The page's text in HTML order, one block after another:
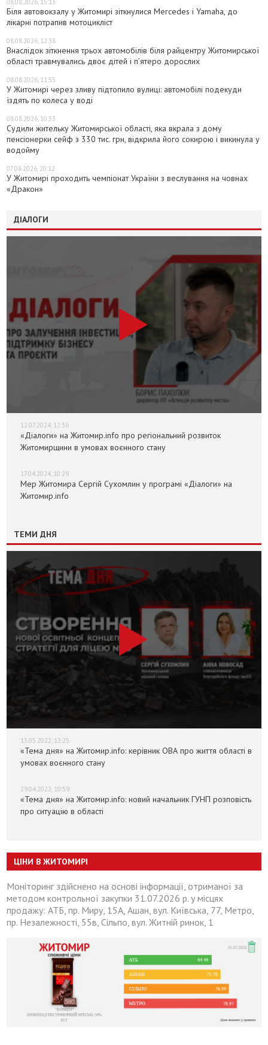
Біля автовокзалу у Житомирі зіткнулися Mercedes і Yamaha, до
лікарні потрапив мотоцикліст
08.08.2026, 12:38
Внаслідок зіткнення трьох автомобілів біля райцентру Житомирської
області травмувались двоє дітей і пʼятеро дорослих
08.08.2026, 11:55
У Житомирі через зливу підтопило вулиці: автомобілі подекуди
їздять по колеса у воді
08.08.2026, 10:33
Судили жительку Житомирської області, яка вкрала з дому
пенсіонерки сейф з 330 тис. грн, відкрила його сокирою і викинула у
водойму
07.08.2026, 20:12
У Житомирі проходить чемпіонат України з веслування на човнах
«Дракон»
ДІАЛОГИ
12.07.2024, 12:36
«Діалоги» на Житомир.info про регіональний розвиток
Житомирщини в умовах воєнного стану
17.04.2024, 10:29
Мер Житомира Сергій Сухомлин у програмі «Діалоги» на
Житомир.info
ТЕМИ ДНЯ
13.05.2022, 13:25
«Тема дня» на Житомир.info: керівник ОВА про життя області в
умовах воєнного стану
29.04.2022, 10:59
«Тема дня» на Житомир.info: новий начальник ГУНП розповість
про ситуацію в області
ЦІНИ В ЖИТОМИРІ
Моніторинг здійснено на основі інформації, отриманої за
методом контрольної закупки 31.07.2026 р. у місцях
продажу: АТБ, пр. Миру, 15А, Ашан, вул. Київська, 77, Метро,
пр. Незалежності, 55в, Сільпо, вул. Житній ринок, 1